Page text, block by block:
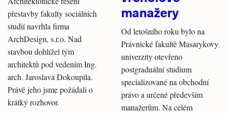
přestavby fakulty sociálních
studií navrhla firma
ArchDesign, s.r.o. Nad
stavbou dohlížel tým
architektů pod vedením Ing.
arch. Jaroslava Dokoupila.
Právě jeho jsme požádali o
krátký rozhovor.
manažery
Od letošního roku bylo na
Právnické fakultě Masarykovy
univerzity otevřeno
postgraduální studium
specializované na obchodní
právo a určené především
manažerům. Na celém